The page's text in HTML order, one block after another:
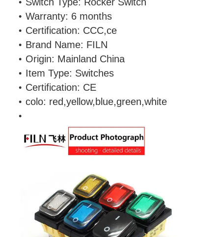
Switch Type: Rocker Switch
Warranty: 6 months
Certification: CCC,ce
Brand Name: FILN
Origin: Mainland China
Item Type: Switches
Certification: CE
colo: red,yellow,blue,green,white